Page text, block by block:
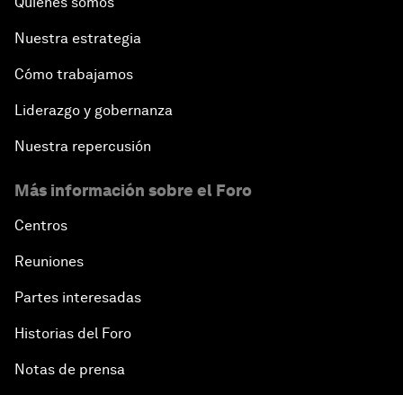
Nuestra estrategia
Cómo trabajamos
Liderazgo y gobernanza
Nuestra repercusión
Más información sobre el Foro
Centros
Reuniones
Partes interesadas
Historias del Foro
Notas de prensa